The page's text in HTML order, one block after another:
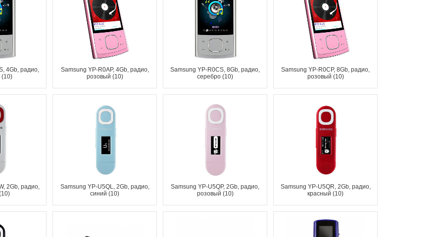
4Gb, радио,
(10)
Samsung YP-R0AP, 4Gb, радио,
розовый (10)
Samsung YP-R0CS, 8Gb, радио,
серебро (10)
Samsung YP-R0CP, 8Gb, радио,
розовый (10)
2Gb, радио,
Samsung YP-U5QL, 2Gb, радио,
синий (10)
Samsung YP-U5QP, 2Gb, радио,
розовый (10)
Samsung YP-U5QR, 2Gb, радио,
красный (10)